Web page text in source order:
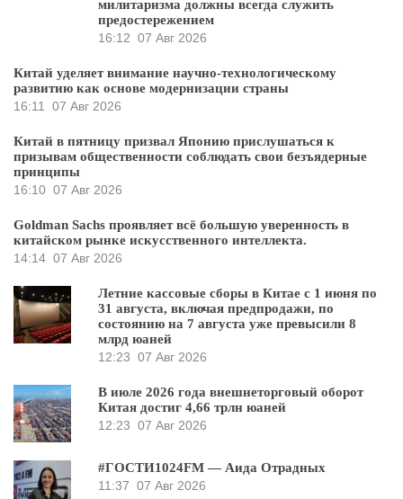
милитаризма должны всегда служить
предостережением
16:12 07 Авг 2026
Китай уделяет внимание научно-технологическому
развитию как основе модернизации страны
16:11
07 Авг 2026
Китай в пятницу призвал Японию прислушаться к
призывам общественности соблюдать свои безъядерные
принципы
16:10 07 Авг 2026
Goldman Sachs проявляет всё большую уверенность в
китайском рынке искусственного интеллекта.
14:14 07 Авг 2026
Летние кассовые сборы в Китае с 1 июня по
31 августа, включая предпродажи, по
состоянию на 7 августа уже превысили 8
млрд юаней
12:23 07 Авг 2026
В июле 2026 года внешнеторговый оборот
Китая достиг 4,66 трлн юаней
12:23 07 Авг 2026
#ГОСТИ1024FM — Аида Отрадных
11:37 07 Авг 2026